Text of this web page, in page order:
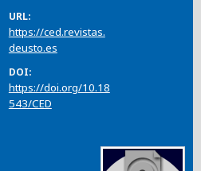
URL
https://ced.revistas.
deusto.es
DOI
https://doi.org/10.18
543/CED